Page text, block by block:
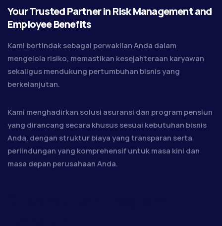
Your Trusted Partner in Risk Management and
Employee Benefits
Kami bertindak sebagai perwakilan Anda dalam
mengelola risiko, memastikan kesejahteraan karyawan
sekaligus mendukung pertumbuhan bisnis yang
berkelanjutan.
Kami menghadirkan solusi asuransi dan program pensiun
yang dirancang secara khusus sesuai kebutuhan bisnis
Anda, dengan struktur biaya yang transparan serta
perlindungan yang komprehensif untuk masa kini dan
masa depan perusahaan Anda.